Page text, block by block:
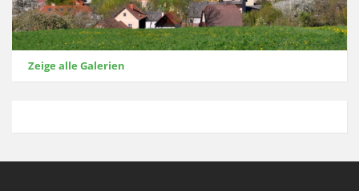
Zeige alle Galerien